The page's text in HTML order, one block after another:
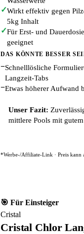
✓Wirkt effektiv gegen
5kg Inhalt
✓Für Erst- und
geeignet
DAS KÖNNTE BESSER
−Schnelllösliche
Langzeit-Tabs
−Etwas höherer Aufwand
Unser Fazit:
mittlere Pools mit
*Werbe-/Affiliate-Link · Preis kann
🎯 Für Einsteiger
Cristal
Cristal Chlor